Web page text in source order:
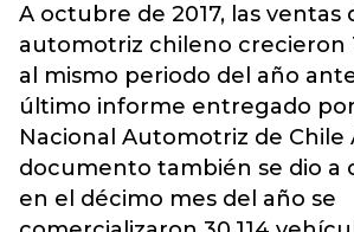
A octubre de 2017, las ventas
automotriz chileno crecieron
al mismo periodo del año
último informe entregado
Nacional Automotriz de Chile
documento también se dio a
en el décimo mes del año se